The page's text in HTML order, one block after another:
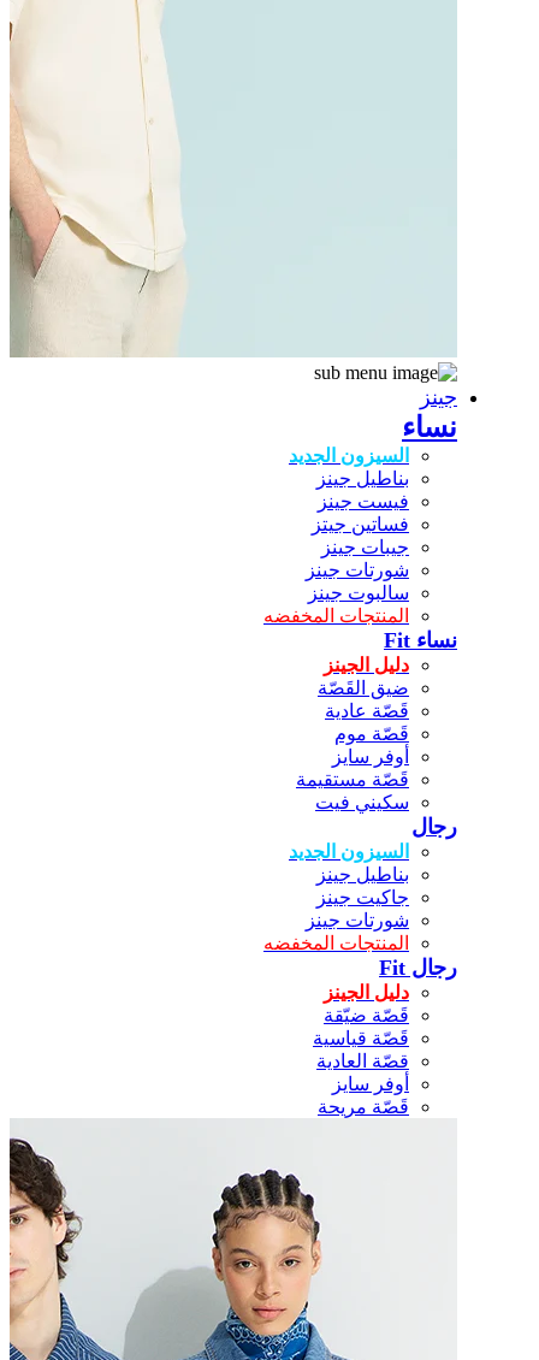
جينز
نساء
السيزون الجديد
بناطيل جينز
فيست جينز
فساتين جيتز
جيبات جينز
شورتات جينز
سالبوت جينز
المنتجات المخفضه
نساء Fit
دليل الجينز
ضيق القَصّة
قَصّة عادية
قَصّة موم
أوفر سايز
قَصّة مستقيمة
سكيني فيت
رجال
السيزون الجديد
بناطيل جينز
جاكيت جينز
شورتات جينز
المنتجات المخفضه
رجال Fit
دليل الجينز
قَصّة ضيّقة
قَصّة قياسية
قصّة العادية
أوفر سايز
قَصّة مريحة